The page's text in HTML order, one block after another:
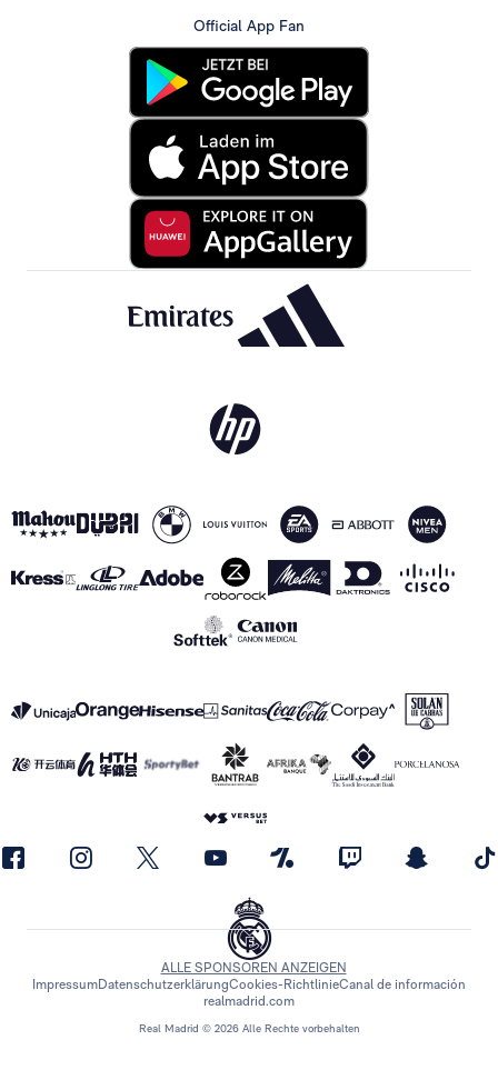
Official App Fan
Real Madrid © 2026 Alle Rechte vorbehalten
ALLE SPONSOREN ANZEIGEN
ImpressumDatenschutzerklärungCookies-RichtlinieCanal de información
realmadrid.com